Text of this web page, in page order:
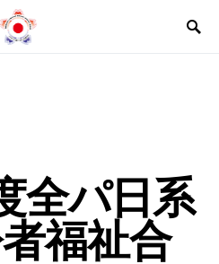
全パ日系
福祉合